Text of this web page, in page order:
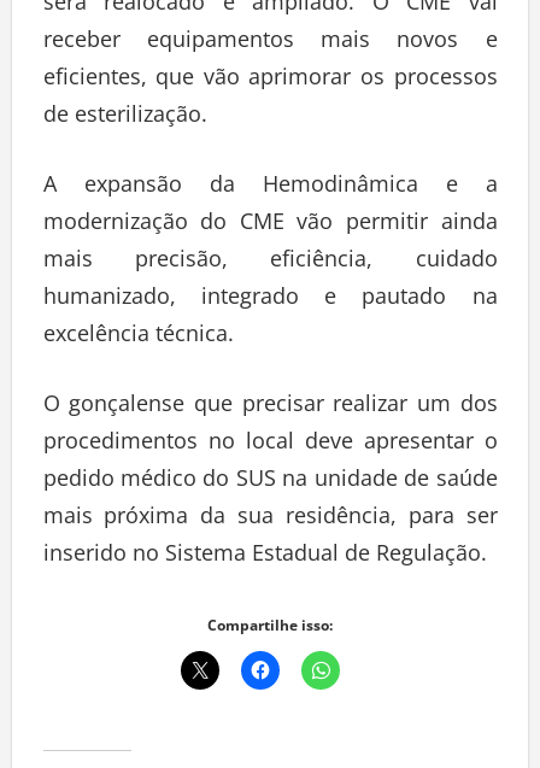
será realocado e ampliado. O CME vai
receber equipamentos mais novos e
eficientes, que vão aprimorar os processos
de esterilização.
A expansão da Hemodinâmica e a
modernização do CME vão permitir ainda
mais precisão, eficiência, cuidado
humanizado, integrado e pautado na
excelência técnica.
O gonçalense que precisar realizar um dos
procedimentos no local deve apresentar o
pedido médico do SUS na unidade de saúde
mais próxima da sua residência, para ser
inserido no Sistema Estadual de Regulação.
Compartilhe isso: